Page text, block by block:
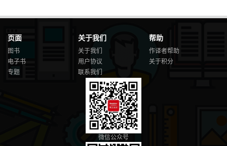
页面
图书
电子书
专题
关于我们
关于我们
用户协议
联系我们
帮助
作译者帮助
关于积分
微信公众号